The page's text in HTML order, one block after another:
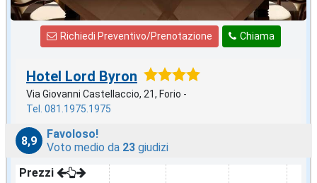
Chiama
Richiedi Preventivo/Prenotazione
Hotel Lord Byron
Via Giovanni Castellaccio, 21, Forio -
Tel. 081.1975.1975
8,9
Favoloso!
Voto medio da 23 giudizi
Prezzi